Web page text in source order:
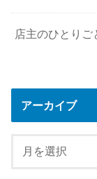
店主のひとりご
アーカイブ